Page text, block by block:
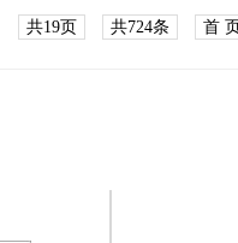
共19页 共724条 首